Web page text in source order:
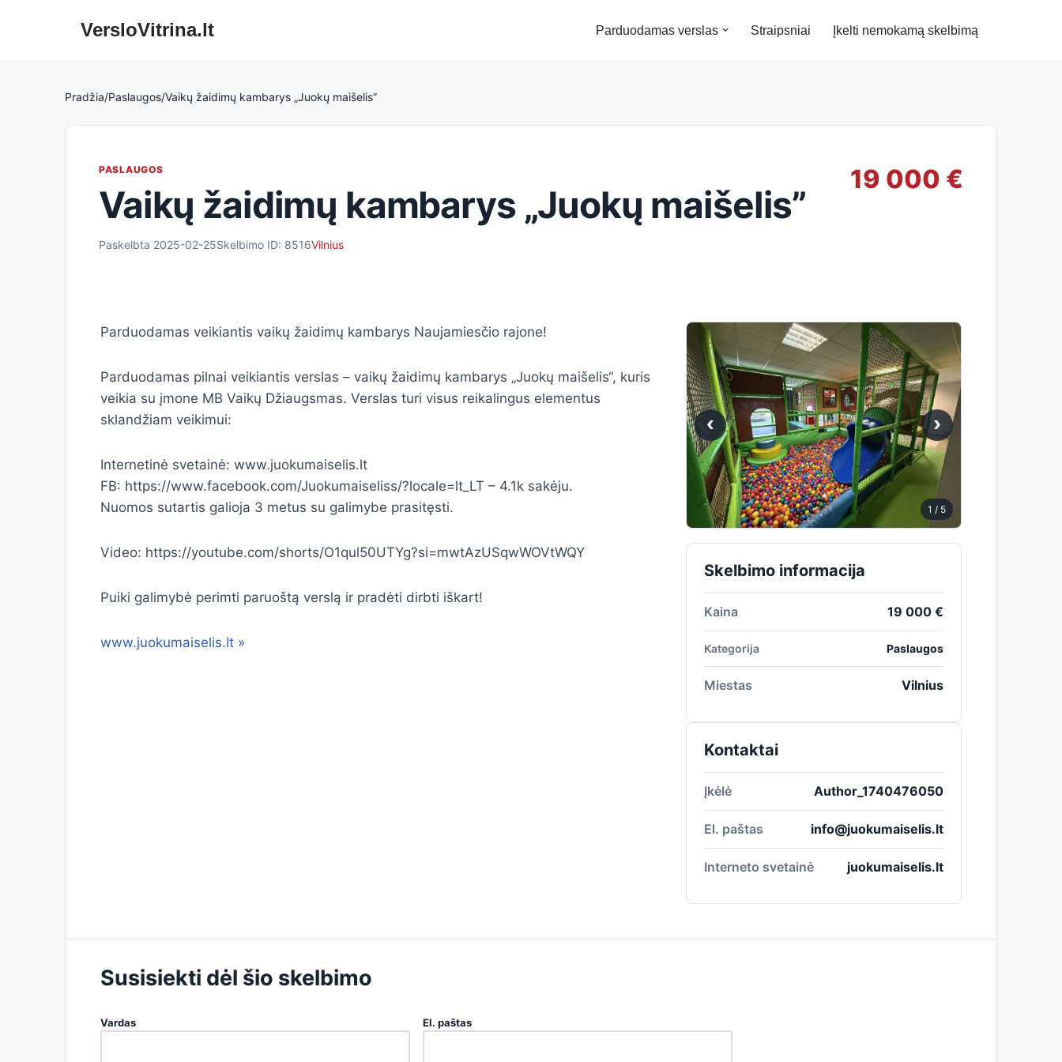
VersloVitrina.lt Parduodamas verslas Straipsniai Įkelti nemokamą skelbimą
Pradžia/Paslaugos/Vaikų žaidimų kambarys „Juokų maišelis”
PASLAUGOS
Vaikų žaidimų kambarys „Juokų maišelis”
Paskelbta 2025-02-25Skelbimo ID: 8516Vilnius
19 000 €
Parduodamas veikiantis vaikų žaidimų kambarys Naujamiesčio rajone!
Parduodamas pilnai veikiantis verslas – vaikų žaidimų kambarys „Juokų maišelis“, kuris
veikia su įmone MB Vaikų Džiaugsmas. Verslas turi visus reikalingus elementus
sklandžiam veikimui:
Internetinė svetainė: www.juokumaiselis.lt
FB: https://www.facebook.com/Juokumaiseliss/?locale=lt_LT – 4.1k sakėju.
Nuomos sutartis galioja 3 metus su galimybe prasitęsti.
Video: https://youtube.com/shorts/O1qul50UTYg?si=mwtAzUSqwWOVtWQY
Puiki galimybė perimti paruoštą verslą ir pradėti dirbti iškart!
www.juokumaiselis.lt »
‹ ›
1 / 5
Skelbimo informacija
Kaina 19 000 €
Kategorija Paslaugos
Miestas Vilnius
Kontaktai
Įkėlė Author_1740476050
El. paštas info@juokumaiselis.lt
Interneto svetainė juokumaiselis.lt
Susisiekti dėl šio skelbimo
Vardas El. paštas